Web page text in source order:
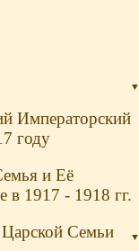
▼
Императорский
году
и Её
в 1917 - 1918 гг.
▼
Семьи